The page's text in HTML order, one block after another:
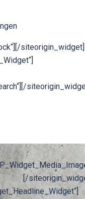
[/siteorigin_widget]
[/
[/